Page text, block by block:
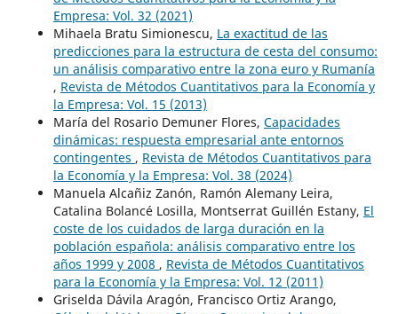
Empresa: Vol. 32 (2021)
Mihaela Bratu Simionescu, La exactitud de las
predicciones para la estructura de cesta del consumo:
un análisis comparativo entre la zona euro y Rumanía
, Revista de Métodos Cuantitativos para la Economía y
la Empresa: Vol. 15 (2013)
María del Rosario Demuner Flores, Capacidades
dinámicas: respuesta empresarial ante entornos
contingentes , Revista de Métodos Cuantitativos para
la Economía y la Empresa: Vol. 38 (2024)
Manuela Alcañiz Zanón, Ramón Alemany Leira,
Catalina Bolancé Losilla, Montserrat Guillén Estany, El
coste de los cuidados de larga duración en la
población española: análisis comparativo entre los
años 1999 y 2008 , Revista de Métodos Cuantitativos
para la Economía y la Empresa: Vol. 12 (2011)
Griselda Dávila Aragón, Francisco Ortiz Arango,